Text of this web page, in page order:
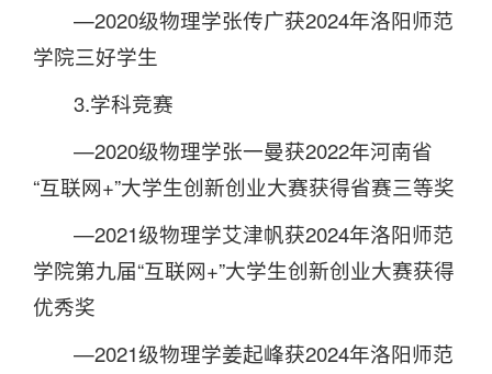
—2020级物理学张传广获2024年洛阳师范
学院三好学生
3.学科竞赛
—2020级物理学张一曼获2022年河南省
“互联网+”大学生创新创业大赛获得省赛三等奖
—2021级物理学艾津帆获2024年洛阳师范
学院第九届“互联网+”大学生创新创业大赛获得
优秀奖
—2021级物理学姜起峰获2024年洛阳师范